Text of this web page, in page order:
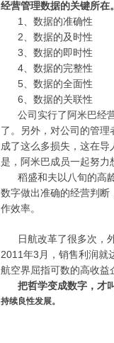
经营管理数据的关键所在。
1、数据的准确性
2、数据的及时性
3、数据的即时性
4、数据的完整性
5、数据的全面性
6、数据的关联性
公司实行了阿米巴经
了。另外，对公司的管
成了这么多损失，这在
是，阿米巴成员一起努力
稻盛和夫以八旬的高
数字做出准确的经营判断
作效率。
日航改革了很多次，
2011年3月，销售利润就
航空界屈指可数的高收益
把哲学变成数字，才
持续良性发展。